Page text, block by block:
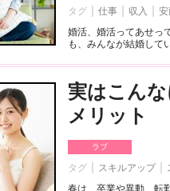
タグ 仕事 収入
婚活、婚活ってあせっ
も、みんなが結婚して
実はこん
メリット
ラブ
タグ スキルアップ